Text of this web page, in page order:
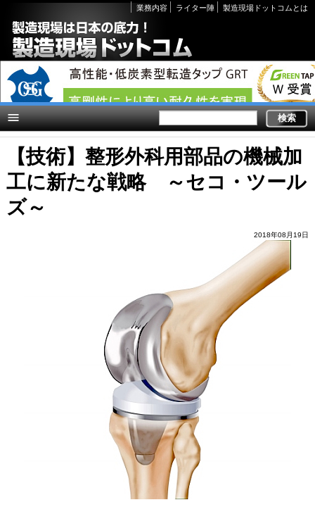
Secondary
links
業務内容 ライター陣 製造現場ドットコムとは
【技術】整形外科用部品の機械加
工に新たな戦略 ～セコ・ツール
ズ～
2018年08月19日